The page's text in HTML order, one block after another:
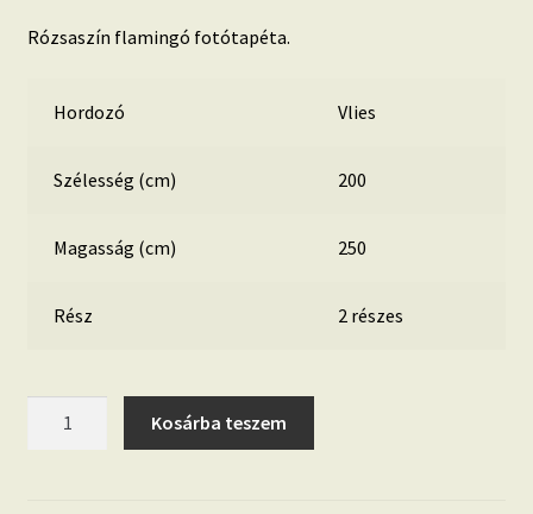
Rózsaszín flamingó fotótapéta.
Hordozó Vlies
Szélesség (cm) 200
Magasság (cm) 250
Rész 2 részes
Kosárba teszem